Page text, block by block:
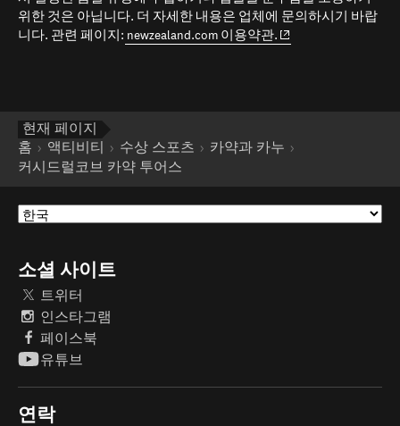
위한 것은 아닙니다. 더 자세한 내용은 업체에 문의하시기 바랍
니다. 관련 페이지: newzealand.com 이용약관. (opens in new window)
현재 페이지
홈
액티비티 수상 스포츠
카약과 카누
커시드럴코브 카약 투어스
소셜 사이트
트위터
인스타그램
페이스북
유튜브
연락